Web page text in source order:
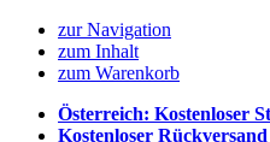
zur Navigation
zum Inhalt
zum Warenkorb
Österreich: Kostenloser
Kostenloser Rückversand